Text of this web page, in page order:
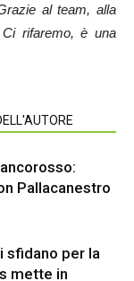
al team, alla
rifaremo, è una
Pallacanestro
sfidano per la
mette in